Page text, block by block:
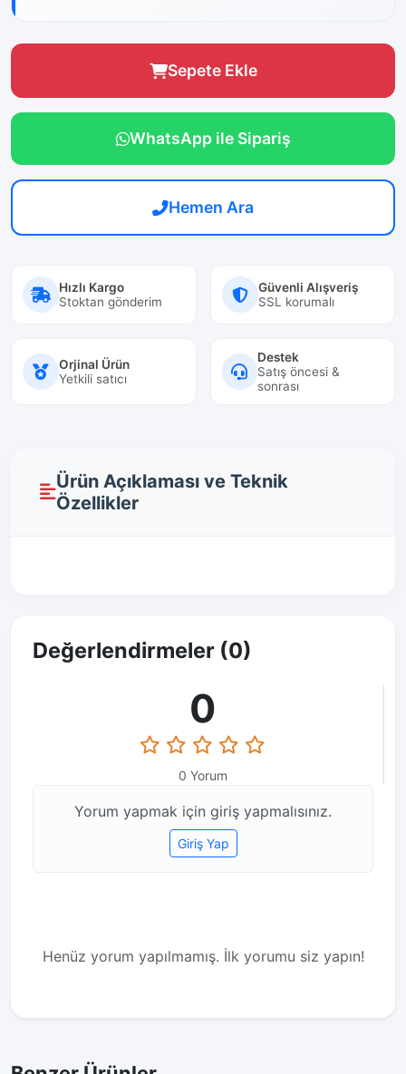
Sepete Ekle
WhatsApp ile Sipariş
Hemen Ara
Hızlı Kargo
Stoktan gönderim
Güvenli Alışveriş
SSL korumalı
Orjinal Ürün
Yetkili satıcı
Destek
Satış öncesi &
sonrası
Ürün Açıklaması ve Teknik
Özellikler
Değerlendirmeler (0)
0
0 Yorum
Yorum yapmak için giriş yapmalısınız.
Giriş Yap
Henüz yorum yapılmamış. İlk yorumu siz yapın!